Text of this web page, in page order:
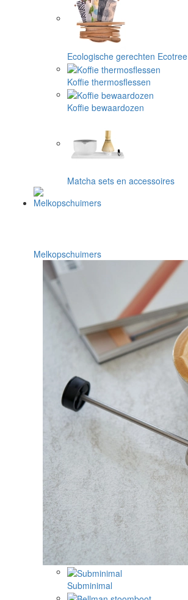
Ecologische gerechten Ecotree
Koffie thermosflessen
Koffie bewaardozen
Matcha sets en accessoires
Melkopschuimers
Subminimal